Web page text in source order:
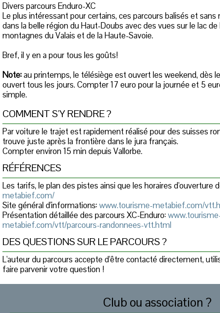
Divers parcours Enduro-XC
Le plus intéressant pour certains, ces parcours balisés et
dans la belle région du Haut-Doubs avec des vues sur le lac
montagnes du Valais et de la Haute-Savoie.
Bref, il y en a pour tous les goûts!
Note:au printemps, le télésiège est ouvert les weekend, dès
ouvert tous les jours. Compter 17 euro pour la journée et 5
simple.
COMMENT S'Y RENDRE ?
Par voiture le trajet est rapidement réalisé pour des suisses
trouve juste après la frontière dans le jura français.
Compter environ 15 min depuis Vallorbe.
RÉFÉRENCES
Les tarifs, le plan des pistes ainsi que les horaires d'ouverture
metabief.com/
Site général d'informations:www.tourisme-metabief.com/
Présentation détaillée des parcours XC-Enduro:
metabief.com/vtt/parcours-randonnees-vtt.html
DES QUESTIONS SUR LE PARCOURS ?
L'auteur du parcours accepte d'être contacté directement,
faire parvenir votre question !
Club ou association ?